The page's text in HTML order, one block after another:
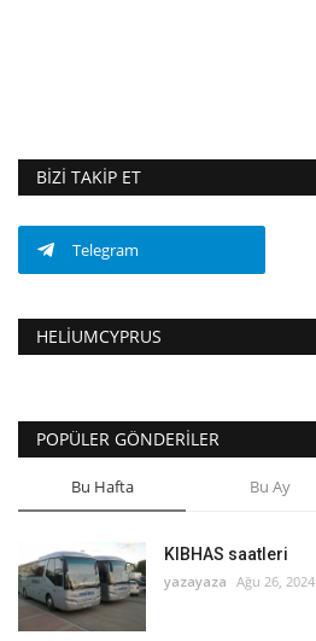
BIZI TAKIP ET
Telegram
HELIUMCYPRUS
POPÜLER GÖNDERILER
Bu Hafta Bu Ay
KIBHAS saatleri
yazayaza Ağu 26, 2024